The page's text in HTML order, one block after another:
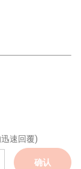
速回覆)
确认